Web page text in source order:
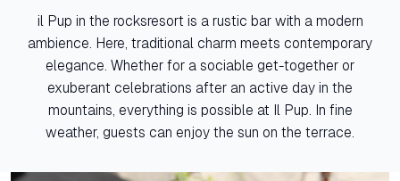
il Pup in the rocksresort is a rustic bar with a modern
ambience. Here, traditional charm meets contemporary
elegance. Whether for a sociable get-together or
exuberant celebrations after an active day in the
mountains, everything is possible at Il Pup. In fine
weather, guests can enjoy the sun on the terrace.